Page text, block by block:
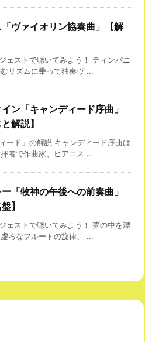
ヴァイオリン協奏曲」【解
ェストで聴いてみよう！ ティンパニ
リズムに乗って独奏ヴ ...
ン「キャンディード序曲」
解説】
ード」の解説 キャンディード序曲は
者で作曲家、ピアニス ...
「牧神の午後への前奏曲」
】
ェストで聴いてみよう！ 夢の中を漂
ろなフルートの旋律、 ...